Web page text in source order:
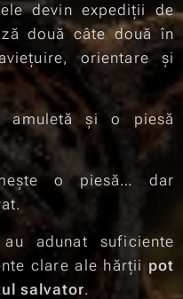
devin expediții de
două câte două în
orientare și
amuletă și o piesă
o piesă… dar
adunat suficiente
clare ale hărții pot
salvator.